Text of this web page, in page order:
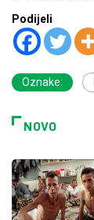
Podijeli
Oznake:
NOVO